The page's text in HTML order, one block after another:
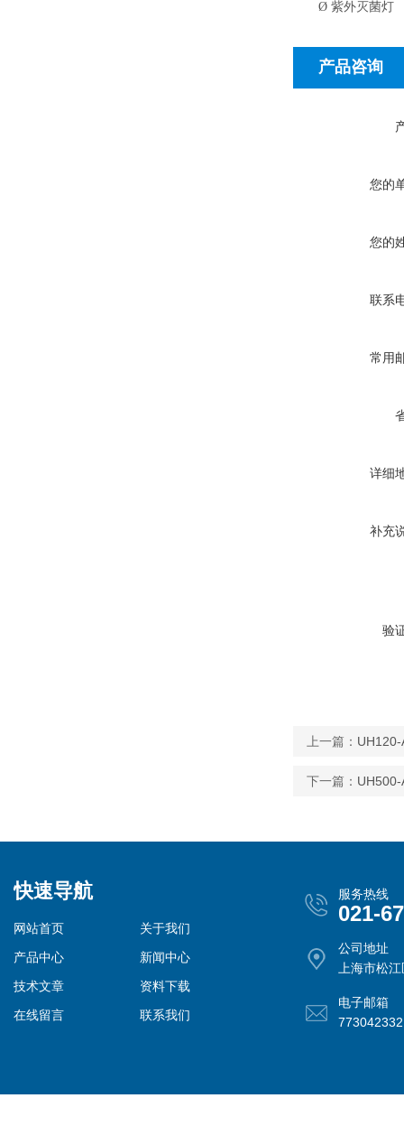
Ø 紫外灭菌灯
产品咨询
您的
您的
联系
常用
详细
补充
验
上一篇：
下一篇：
快速导航
网站首页
关于我们
产品中心
新闻中心
技术文章
资料下载
在线留言
联系我们
服务热线
021-
公司地址
上海市松
电子邮箱